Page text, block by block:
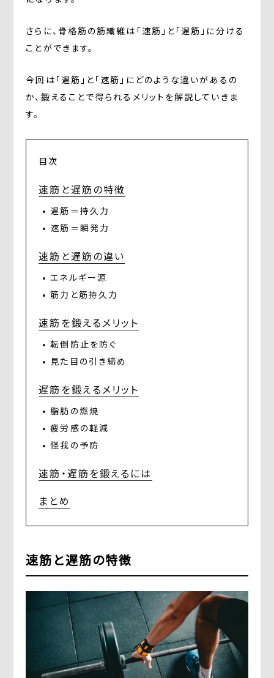
さらに、骨格筋の筋繊維は「速筋」と「遅筋」に分ける
ことができます。
今回は「遅筋」と「速筋」にどのような違いがあるの
か、鍛えることで得られるメリットを解説していきま
す。
目次
速筋と遅筋の特徴
遅筋＝持久力
速筋＝瞬発力
速筋と遅筋の違い
エネルギー源
筋力と筋持久力
速筋を鍛えるメリット
転倒防止を防ぐ
見た目の引き締め
遅筋を鍛えるメリット
脂肪の燃焼
疲労感の軽減
怪我の予防
速筋・遅筋を鍛えるには
まとめ
速筋と遅筋の特徴